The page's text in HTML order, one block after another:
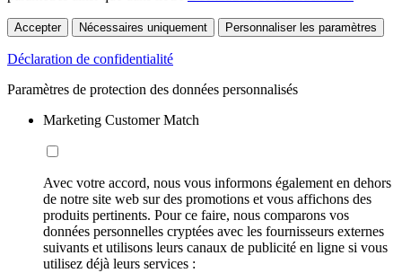
Accepter Nécessaires uniquement Personnaliser les paramètres
Déclaration de confidentialité
Paramètres de protection des données personnalisés
Marketing Customer Match
Avec votre accord, nous vous informons également en dehors
de notre site web sur des promotions et vous affichons des
produits pertinents. Pour ce faire, nous comparons vos
données personnelles cryptées avec les fournisseurs externes
suivants et utilisons leurs canaux de publicité en ligne si vous
utilisez déjà leurs services :